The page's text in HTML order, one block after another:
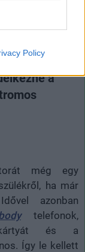
Policy
a
még egy
ha már
azonban
telefonok,
kártyát és a
Így le kellett